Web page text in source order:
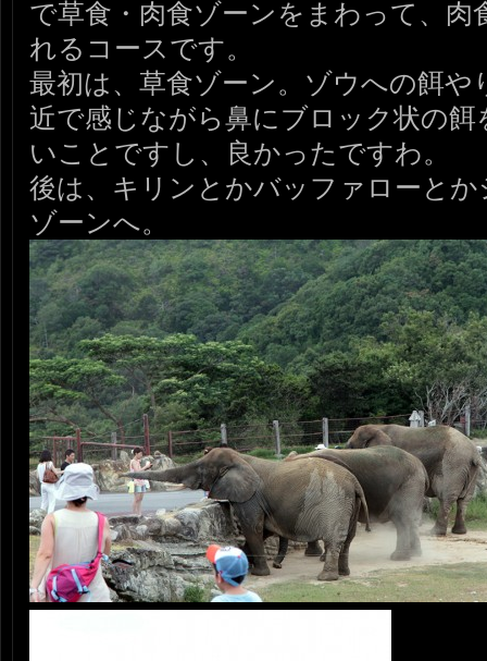
で草食・肉食ゾーンをまわって、肉
れるコースです。
最初は、草食ゾーン。ゾウへの餌
近で感じながら鼻にブロック状の
いことですし、良かったですわ。
後は、キリンとかバッファローと
ゾーンへ。